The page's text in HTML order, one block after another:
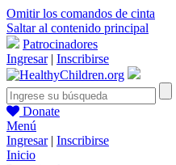
Omitir los comandos de cinta
Saltar al contenido principal
Patrocinadores
Ingresar| Inscribirse
Donate
Menú
Ingresar| Inscribirse
Inicio